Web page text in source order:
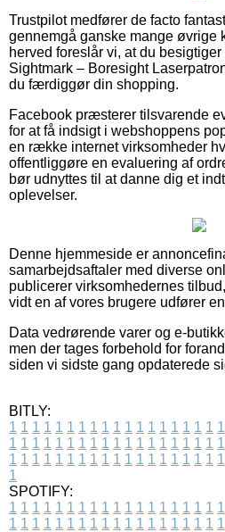
Trustpilot medfører de facto
gennemgå ganske mange øvrige
herved foreslår vi, at du
Sightmark – Boresight
du færdiggør din shopping.
Facebook præsterer tilsvarende
for at få indsigt i webshoppens
en række internet virksomheder
offentliggøre en evaluering af
bør udnyttes til at danne dig et
oplevelser.
Denne hjemmeside er
samarbejdsaftaler med diverse
publicerer virksomhedernes
vidt en af vores brugere udfører
Data vedrørende varer og e-
men der tages forbehold for
siden vi sidste gang opdaterede
BITLY:
1 1 1 1 1 1 1 1 1 1 1 1 1 1 1 1 1 1 1
1 1 1 1 1 1 1 1 1 1 1 1 1 1 1 1 1 1 1
1 1 1 1 1 1 1 1 1 1 1 1 1 1 1 1 1 1 1
1
SPOTIFY:
1 1 1 1 1 1 1 1 1 1 1 1 1 1 1 1 1 1 1
1 1 1 1 1 1 1 1 1 1 1 1 1 1 1 1 1 1 1